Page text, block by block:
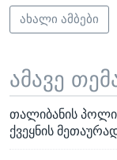
ახალი ამბები
ამავე
თალიბანის
ქვეყნის